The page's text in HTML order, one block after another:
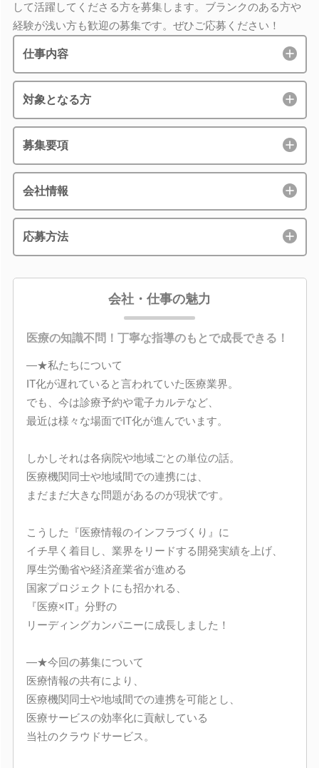
して活躍してくださる方を募集します。ブランクのある方や
経験が浅い方も歓迎の募集です。ぜひご応募ください！
仕事内容
対象となる方
募集要項
会社情報
応募方法
会社・仕事の魅力
医療の知識不問！丁寧な指導のもとで成長できる！
―★私たちについて
IT化が遅れていると言われていた医療業界。
でも、今は診療予約や電子カルテなど、
最近は様々な場面でIT化が進んでいます。
しかしそれは各病院や地域ごとの単位の話。
医療機関同士や地域間での連携には、
まだまだ大きな問題があるのが現状です。
こうした『医療情報のインフラづくり』に
イチ早く着目し、業界をリードする開発実績を上げ、
厚生労働省や経済産業省が進める
国家プロジェクトにも招かれる、
『医療×IT』分野の
リーディングカンパニーに成長しました！
―★今回の募集について
医療情報の共有により、
医療機関同士や地域間での連携を可能とし、
医療サービスの効率化に貢献している
当社のクラウドサービス。